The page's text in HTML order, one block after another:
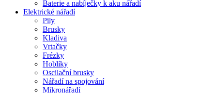
Baterie a nabíječky k aku nářadí
Elektrické nářadí
Pily
Brusky
Kladiva
Vrtačky
Frézky
Hoblíky
Oscilační brusky
Nářadí na spojování
Mikronářadí